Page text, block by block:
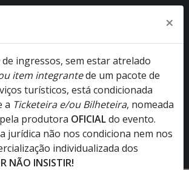
- São Paulo - SP
para menores de dezesseis anos. •
Judicial!
×
de ingressos, sem estar atrelado
item integrantede um pacote de
turísticos, está condicionada
a Ticketeira e/ou Bilheteira, nomeada
produtora OFICIALdo evento.
jurídica não nos condiciona nem nos
individualizada dos
NÃO INSISTIR!